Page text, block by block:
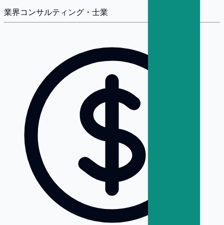
業界コンサルティング・士業